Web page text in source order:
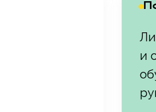
и